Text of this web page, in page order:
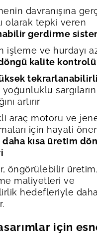
davranışına
olarak tepki veren
gerdirme
işleme ve hurdayı
kalite kontrolü
sargıların
artırır
araç motoru ve
için hayati
daha kısa üretim
öngörülebilir
maliyetleri ve
hedefleriyle
için